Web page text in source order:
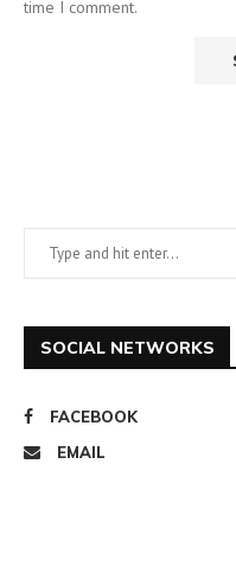
time I comment.
SOCIAL NETWORKS
FACEBOOK
EMAIL